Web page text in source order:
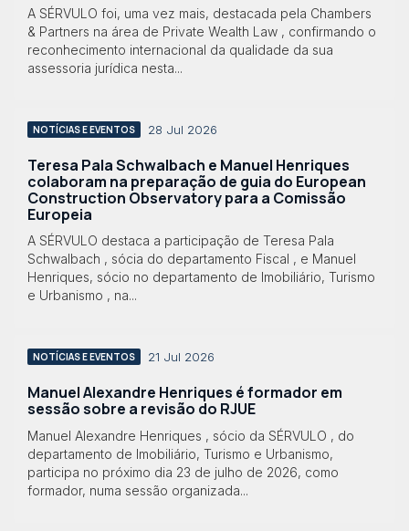
A SÉRVULO foi, uma vez mais, destacada pela Chambers
& Partners na área de Private Wealth Law , confirmando o
reconhecimento internacional da qualidade da sua
assessoria jurídica nesta...
NOTÍCIAS E EVENTOS 28 Jul 2026
Teresa Pala Schwalbach e Manuel Henriques
colaboram na preparação de guia do European
Construction Observatory para a Comissão
Europeia
A SÉRVULO destaca a participação de Teresa Pala
Schwalbach , sócia do departamento Fiscal , e Manuel
Henriques, sócio no departamento de Imobiliário, Turismo
e Urbanismo , na...
NOTÍCIAS E EVENTOS 21 Jul 2026
Manuel Alexandre Henriques é formador em
sessão sobre a revisão do RJUE
Manuel Alexandre Henriques , sócio da SÉRVULO , do
departamento de Imobiliário, Turismo e Urbanismo,
participa no próximo dia 23 de julho de 2026, como
formador, numa sessão organizada...